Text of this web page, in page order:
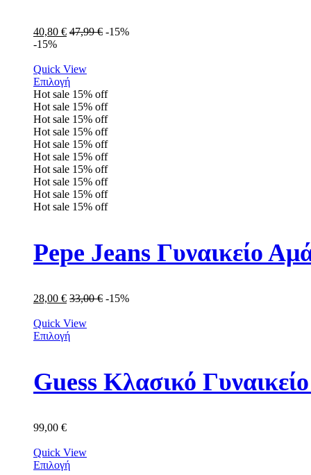
40,80 € 47,99€ -15%
-15%
Quick View
Επιλογή
Hot sale 15% off
Hot sale 15% off
Hot sale 15% off
Hot sale 15% off
Hot sale 15% off
Hot sale 15% off
Hot sale 15% off
Hot sale 15% off
Hot sale 15% off
Hot sale 15% off
Pepe Jeans Γυναικείο
28,00 € 33,00€ -15%
Quick View
Επιλογή
Guess Κλασικό
99,00 €
Quick View
Επιλογή